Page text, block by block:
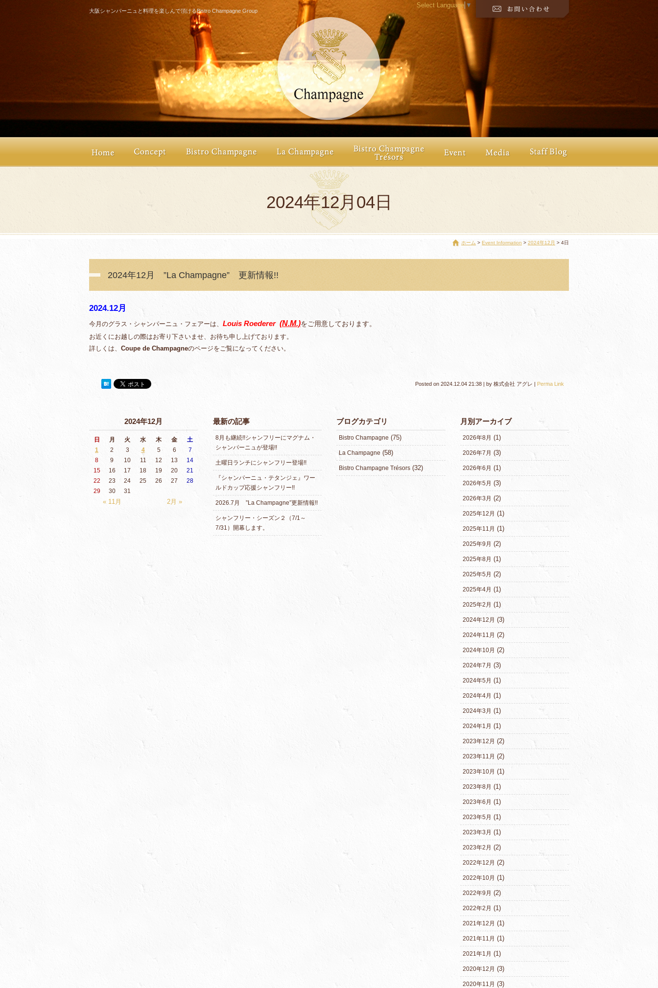
大阪シャンパーニュと料理を楽しんで頂けるBistro Champagne Group
Select Language ▼
2024年12月04日
ホーム Event Information 2024年12月 4日
2024年12月 ”La Champagne” 更新情報!!
2024.12月
今月のグラス・シャンパーニュ・フェアーは、 Louis Roederer (N.M.)をご用意しております。
お近くにお越しの際はお寄り下さいませ、お待ち申し上げております。
詳しくは、 Coupe de Champagneのページをご覧になってください。
Posted on 2024.12.04 21:38 | by 株式会社 アグレ | Perma Link
2024年12月
日 月 火 水 木 金 土
« 11月 2月 »
1 2 3 4 5 6
7
8
9 10 11 12 13
14
15
16 17 18 19 20
21
22
23 24 25 26 27
28
29
30 31
最新の記事
8月も継続!!シャンフリーにマグナム・
シャンパーニュが登場!!
土曜日ランチにシャンフリー登場!!
『シャンパーニュ・テタンジェ』ワー
ルドカップ応援シャンフリー!!
2026.7月 ”La Champagne”更新情報!!
シャンフリー・シーズン２（7/1～
7/31）開幕します。
ブログカテゴリ
Bistro Champagne (75)
La Champagne (58)
Bistro Champagne Trésors (32)
月別アーカイブ
2026年8月 (1)
2026年7月 (3)
2026年6月 (1)
2026年5月 (3)
2026年3月 (2)
2025年12月 (1)
2025年11月 (1)
2025年9月 (2)
2025年8月 (1)
2025年5月 (2)
2025年4月 (1)
2025年2月 (1)
2024年12月 (3)
2024年11月 (2)
2024年10月 (2)
2024年7月 (3)
2024年5月 (1)
2024年4月 (1)
2024年3月 (1)
2024年1月 (1)
2023年12月 (2)
2023年11月 (2)
2023年10月 (1)
2023年8月 (1)
2023年6月 (1)
2023年5月 (1)
2023年3月 (1)
2023年2月 (2)
2022年12月 (2)
2022年10月 (1)
2022年9月 (2)
2022年2月 (1)
2021年12月 (1)
2021年11月 (1)
2021年1月 (1)
2020年12月 (3)
2020年11月 (3)